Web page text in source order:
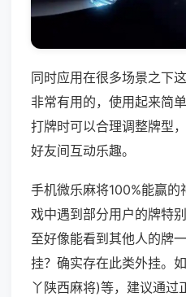
同时应用在很多场景之下
非常有用的，使用起来简
打牌时可以合理调整牌型
好友间互动乐趣。
手机微乐麻将100%能赢
戏中遇到部分用户的牌特
至好像能看到其他人的牌
挂？确实存在此类外挂。
丫陕西麻将)等，建议通过